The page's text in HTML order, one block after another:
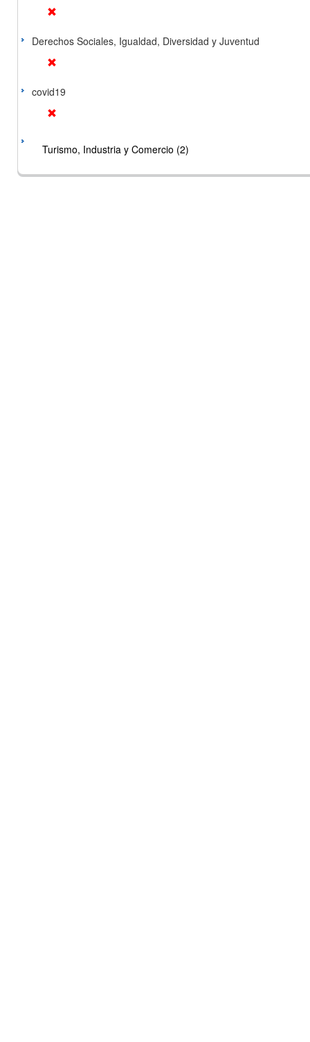
Derechos Sociales, Igualdad, Diversidad y Juventud
covid19
Turismo, Industria y Comercio (2)